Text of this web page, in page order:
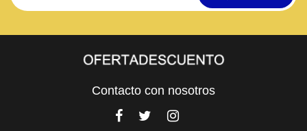
Contacto con nosotros